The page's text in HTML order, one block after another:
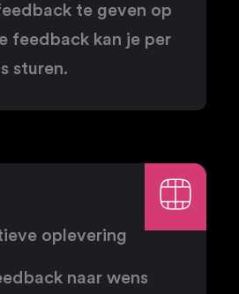
te geven op
feedback kan je per
sturen.
oplevering
naar wens